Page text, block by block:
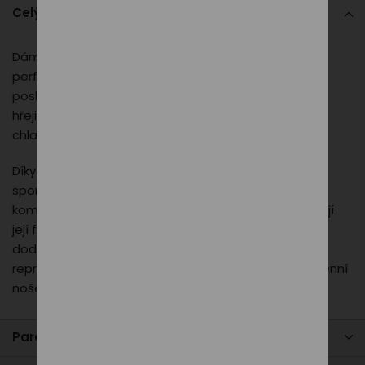
Celý popis
Dámská prošívaná vesta PXI je navržena tak, aby
perfektně seděla ženské postavě a zároveň
poskytovala maximální komfort při nošení. Lehký a
hřejivý materiál zajišťuje příjemný pocit i během
chladnějších dnů, aniž by omezoval v pohybu.
Díky modernímu střihu se vesta skvěle hodí jak ke
sportovnějším outfitům, tak i k elegantnějším
kombinacím. Praktické kapsy a zapínání na zip zvyšují
její funkčnost, zatímco decentní logo PXI na hrudi
dodává celkovému vzhledu profesionální a
reprezentativní charakter. Ideální volba pro každodenní
nošení, pracovní schůzky i firemní akce.
Parametry produktu